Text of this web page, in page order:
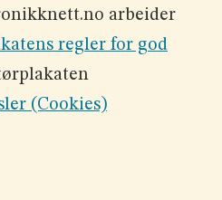
arbeider
regler for god
(Cookies)